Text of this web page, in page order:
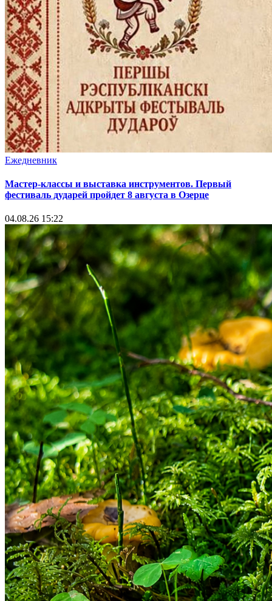
Ежедневник
Мастер-классы и выставка инструментов. Первый
фестиваль дударей пройдет 8 августа в Озерце
04.08.26 15:22